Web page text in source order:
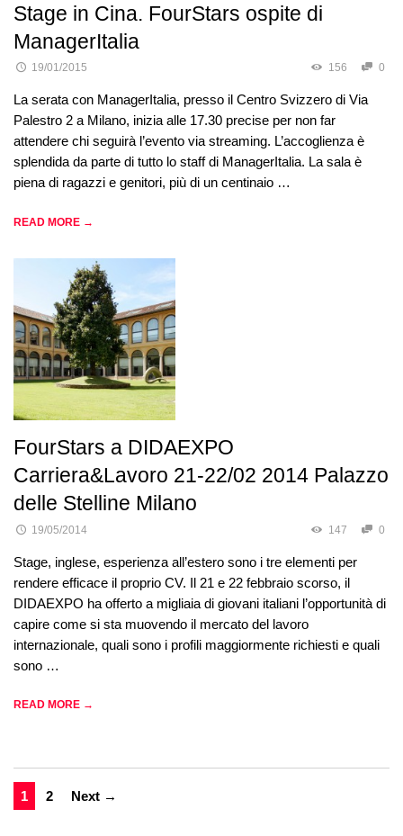
Stage in Cina. FourStars ospite di
ManagerItalia
19/01/2015 156 0
La serata con ManagerItalia, presso il Centro Svizzero di Via
Palestro 2 a Milano, inizia alle 17.30 precise per non far
attendere chi seguirà l’evento via streaming. L’accoglienza è
splendida da parte di tutto lo staff di ManagerItalia. La sala è
piena di ragazzi e genitori, più di un centinaio …
READ MORE →
FourStars a DIDAEXPO
Carriera&Lavoro 21-22/02 2014 Palazzo
delle Stelline Milano
19/05/2014 147 0
Stage, inglese, esperienza all’estero sono i tre elementi per
rendere efficace il proprio CV. Il 21 e 22 febbraio scorso, il
DIDAEXPO ha offerto a migliaia di giovani italiani l’opportunità di
capire come si sta muovendo il mercato del lavoro
internazionale, quali sono i profili maggiormente richiesti e quali
sono …
READ MORE →
1 2 Next →